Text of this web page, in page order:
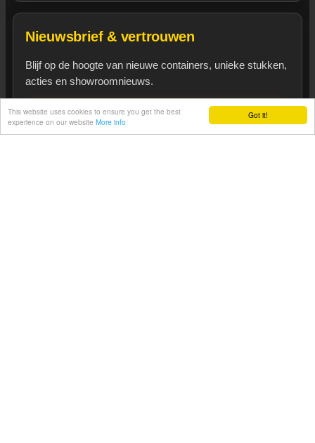
Got it!
This website uses cookies to ensure you get the best
experience on our website More info
Nieuwsbrief & vertrouwen
Blijf op de hoogte van nieuwe containers, unieke stukken,
acties en showroomnieuws.
Inschrijven op nieuwsbriefHeeft u een vraag?